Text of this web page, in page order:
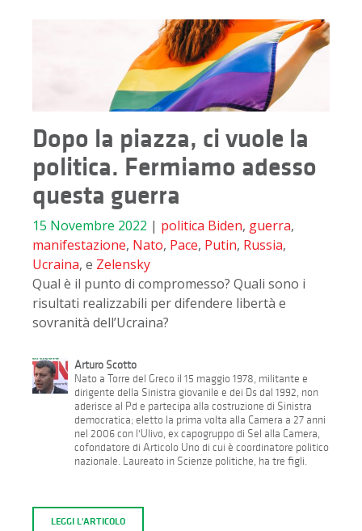
Dopo la piazza, ci vuole la
politica. Fermiamo adesso
questa guerra
15 Novembre 2022 | politica Biden, guerra,
manifestazione, Nato, Pace, Putin, Russia,
Ucraina, e Zelensky
Qual è il punto di compromesso? Quali sono i
risultati realizzabili per difendere libertà e
sovranità dell’Ucraina?
Arturo Scotto
Nato a Torre del Greco il 15 maggio 1978, militante e
dirigente della Sinistra giovanile e dei Ds dal 1992, non
aderisce al Pd e partecipa alla costruzione di Sinistra
democratica; eletto la prima volta alla Camera a 27 anni
nel 2006 con l'Ulivo, ex capogruppo di Sel alla Camera,
cofondatore di Articolo Uno di cui è coordinatore politico
nazionale. Laureato in Scienze politiche, ha tre figli.
LEGGI L'ARTICOLO